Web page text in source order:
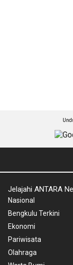
Jelajahi ANTARA
Nasional
Bengkulu Terkini
Ekonomi
Pariwisata
Olahraga